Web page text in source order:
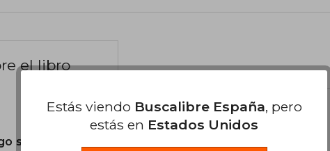
el libro
son Originales.
Estás viendo Buscalibre España, pero
estás en Estados Unidos